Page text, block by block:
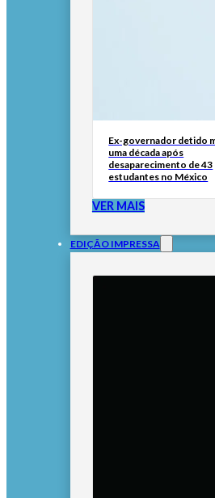
Ex-governador detido
uma década após
desaparecimento de 43
estudantes no México
VER MAIS
EDIÇÃO IMPRESSA